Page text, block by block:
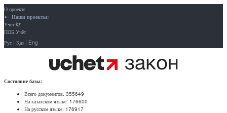
О проекте
Наши проекты:
Учёт.kz
ПОБ.Учёт
Рус | Қаз | Eng
Состояние базы:
Всего документов: 355649
На казахском языке: 176600
На русском языке: 176917